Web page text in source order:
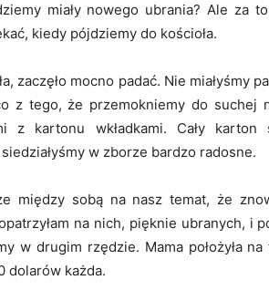
miały nowego ubrania? Ale za
kiedy pójdziemy do kościoła.
zaczęło mocno padać. Nie miałyśmy
z tego, że przemokniemy do suchej
z kartonu wkładkami. Cały
w zborze bardzo radosne.
między sobą na nasz temat, że
na nich, pięknie ubranych, i
w drugim rzędzie. Mama położyła
dolarów każda.